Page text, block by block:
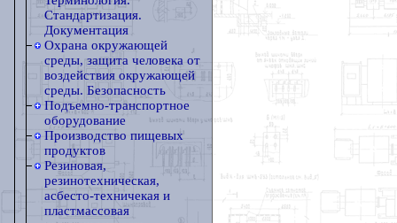
Стандартизация.
Документация
Охрана окружающей
среды, защита человека от
воздействия окружающей
среды. Безопасность
Подъемно-транспортное
оборудование
Производство пищевых
продуктов
Резиновая,
резинотехническая,
асбесто-техничекая и
пластмассовая